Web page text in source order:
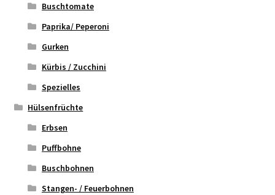
Buschtomate
Paprika/ Peperoni
Gurken
Kürbis / Zucchini
Spezielles
Hülsenfrüchte
Erbsen
Puffbohne
Buschbohnen
Stangen- / Feuerbohnen